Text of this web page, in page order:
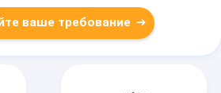
ваше требование